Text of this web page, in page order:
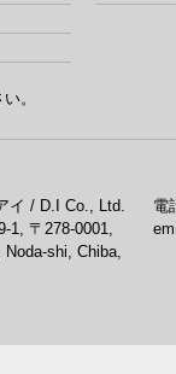
。
イ / D.I Co., Ltd.
1, 〒278-0001,
shi, Chiba,
電